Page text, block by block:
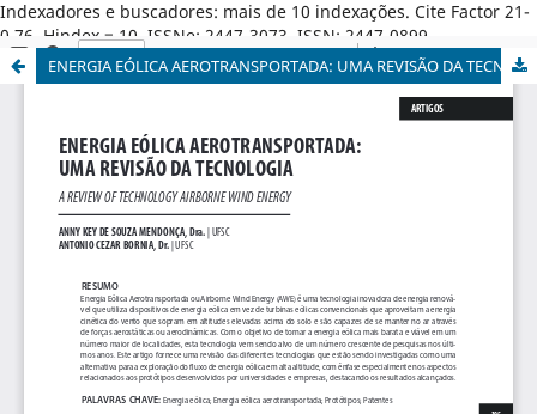
Indexadores e buscadores: mais de 10 indexações. Cite Factor 21-
0,76. Hindex = 10. ISSNe: 2447-3073. ISSN: 2447-0899.
ENERGIA EÓLICA AEROTRANSPORTADA: UMA REVISÃO DA TECNOLOGIA